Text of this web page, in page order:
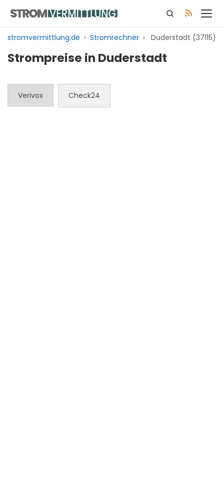
Inhalt
springen
stromvermittlung.de › Stromrechner › Duderstadt (37115)
Strompreise in Duderstadt
Verivox Check24